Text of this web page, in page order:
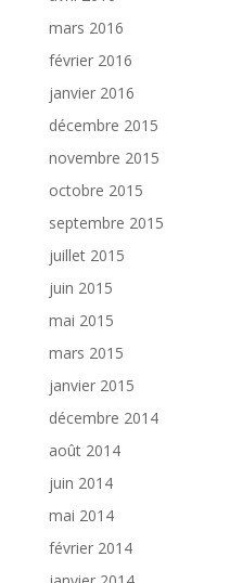
mars 2016
février 2016
janvier 2016
décembre 2015
novembre 2015
octobre 2015
septembre 2015
juillet 2015
juin 2015
mai 2015
mars 2015
janvier 2015
décembre 2014
août 2014
juin 2014
mai 2014
février 2014